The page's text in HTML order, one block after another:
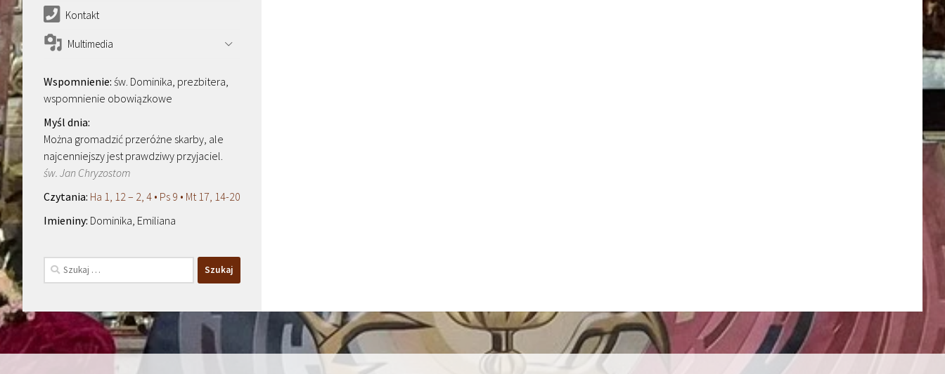
Kontakt
Multimedia
św. Dominika, prezbitera,
wspomnienie obowiązkowe
Można gromadzić przeróżne skarby, ale
najcenniejszy jest prawdziwy przyjaciel.
św. Jan Chryzostom
Ha 1, 12 – 2, 4 • Ps 9 • Mt 17, 14-20
Dominika, Emiliana
Szukaj: